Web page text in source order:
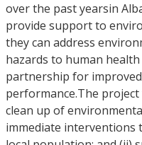
over the past yearsin
provide support to
they can address
hazards to human
partnership for
performance.The
clean up of
immediate interventions